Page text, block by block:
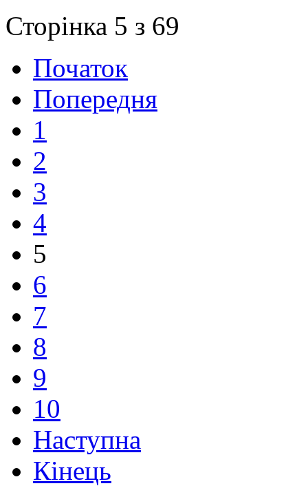
Сторінка 5 з 69
Початок
Попередня
1
2
3
4
5
6
7
8
9
10
Наступна
Кінець